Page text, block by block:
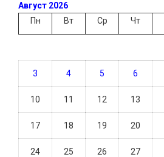
Август 2026
Пн
Вт Ср Чт
3 4 5 6
10 11 12 13
17 18 19 20
24 25 26 27